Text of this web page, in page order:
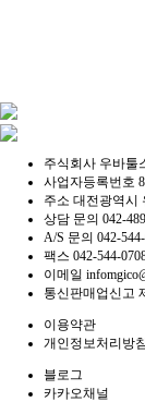
주식회사 우바툴
사업자등록번호
주소 대전광역시
상담 문의 042-
A/S 문의 042-
팩스 042-544-
이메일
통신판매업신고
이용약관
개인정보처리방
블로그
카카오채널